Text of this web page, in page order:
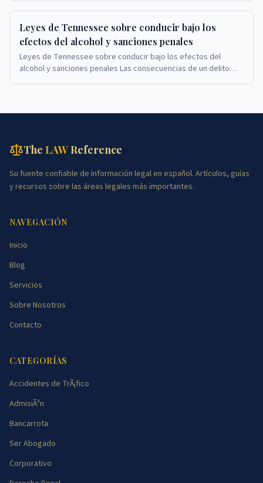
Leyes de Tennessee sobre conducir bajo los
efectos del alcohol y sanciones penales
Leyes de Tennessee sobre conducir bajo los efectos del
alcohol y sanciones penales Las consecuencias de un delito
The LAWReference
Su fuente confiable de información legal en español. Artículos, guías
y recursos sobre las áreas legales más importantes.
NAVEGACIÓN
Inicio
Blog
Servicios
Sobre Nosotros
Contacto
CATEGORÍAS
Accidentes de TrÃ¡fico
AdmisiÃ³n
Bancarrota
Ser Abogado
Corporativo